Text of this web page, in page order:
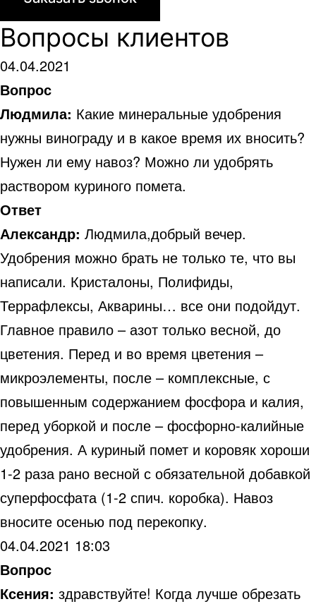
Вопросы клиентов
04.04.2021
Вопрос
Людмила: Какие минеральные удобрения
нужны винограду и в какое время их вносить?
Нужен ли ему навоз? Можно ли удобрять
раствором куриного помета.
Ответ
Александр: Людмила,добрый вечер.
Удобрения можно брать не только те, что вы
написали. Кристалоны, Полифиды,
Террафлексы, Акварины… все они подойдут.
Главное правило – азот только весной, до
цветения. Перед и во время цветения –
микроэлементы, после – комплексные, с
повышенным содержанием фосфора и калия,
перед уборкой и после – фосфорно-калийные
удобрения. А куриный помет и коровяк хороши
1-2 раза рано весной с обязательной добавкой
суперфосфата (1-2 спич. коробка). Навоз
вносите осенью под перекопку.
04.04.2021 18:03
Вопрос
Ксения: здравствуйте! Когда лучше обрезать